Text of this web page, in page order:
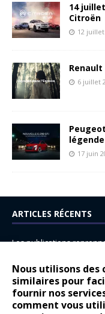
Nous utilisons des
similaires pour
fournir nos
comment vous
14
Citroën
12 juillet
6 juillet
légende
17 juin
ARTICLES RÉCENTS
Les publications
14 juillet : nouveau film
Renault Espace :